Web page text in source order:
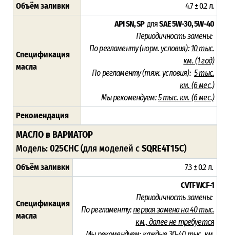
Объём заливки 4.7 ± 0.2 л.
Спецификация
масла
API SN, SP дляSAE 5W-30, 5W-40
Периодичность замены:
По регламенту (норм. условия): 10 тыс.
км. (1 год)
По регламенту (тяж. условия): 5 тыс.
км. (6 мес.)
Мы рекомендуем:5 тыс. км. (6 мес.)
Рекомендация
МАСЛО в ВАРИАТОР
Модель:025CHC(для моделей сSQRE4T15C)
Объём заливки 7.3 ± 0.2 л.
Спецификация
масла
CVTF WCF-1
Периодичность замены:
По регламенту:первая замена на40 тыс.
км., далее не требуется